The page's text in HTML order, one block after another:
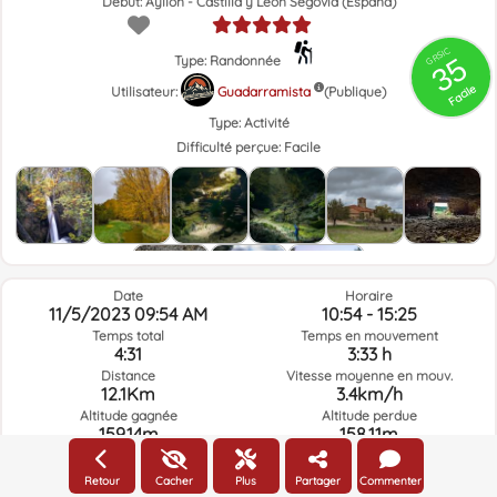
GRSIC
35
Facile
Type: Randonnée
Utilisateur:
Guadarramista
(Publique)
Type: Activité
Difficulté perçue: Facile
Date
11/5/2023 09:54 AM
Temps total
4:31
Distance
12.1Km
Altitude gagnée
159.14m
Horaire
10:54 - 15:25
Temps en mouvement
3:33 h
Vitesse moyenne en mouv.
3.4km/h
Altitude perdue
158.11m
Retour Cacher Plus Partager Commenter